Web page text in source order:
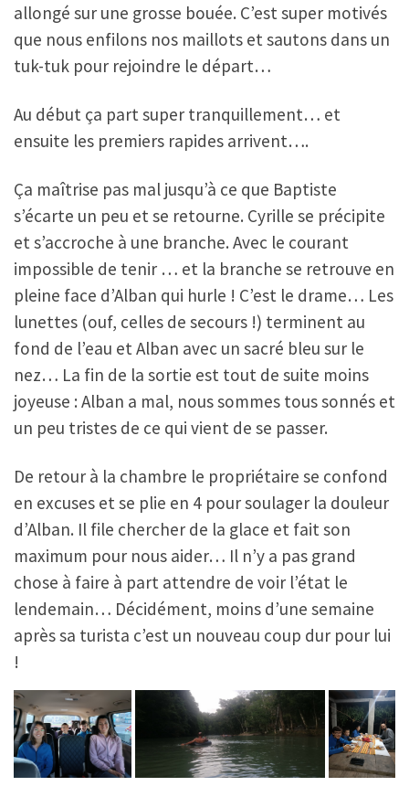
allongé sur une grosse bouée. C’est super motivés
que nous enfilons nos maillots et sautons dans un
tuk-tuk pour rejoindre le départ…
Au début ça part super tranquillement… et
ensuite les premiers rapides arrivent….
Ça maîtrise pas mal jusqu’à ce que Baptiste
s’écarte un peu et se retourne. Cyrille se précipite
et s’accroche à une branche. Avec le courant
impossible de tenir … et la branche se retrouve en
pleine face d’Alban qui hurle ! C’est le drame… Les
lunettes (ouf, celles de secours !) terminent au
fond de l’eau et Alban avec un sacré bleu sur le
nez… La fin de la sortie est tout de suite moins
joyeuse : Alban a mal, nous sommes tous sonnés et
un peu tristes de ce qui vient de se passer.
De retour à la chambre le propriétaire se confond
en excuses et se plie en 4 pour soulager la douleur
d’Alban. Il file chercher de la glace et fait son
maximum pour nous aider… Il n’y a pas grand
chose à faire à part attendre de voir l’état le
lendemain… Décidément, moins d’une semaine
après sa turista c’est un nouveau coup dur pour lui
!